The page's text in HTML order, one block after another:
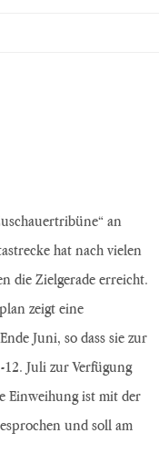
an
hat nach vielen
die Zielgerade erreicht.
zeigt eine
Juni, so dass sie zur
Juli zur Verfügung
Einweihung ist mit der
und soll am